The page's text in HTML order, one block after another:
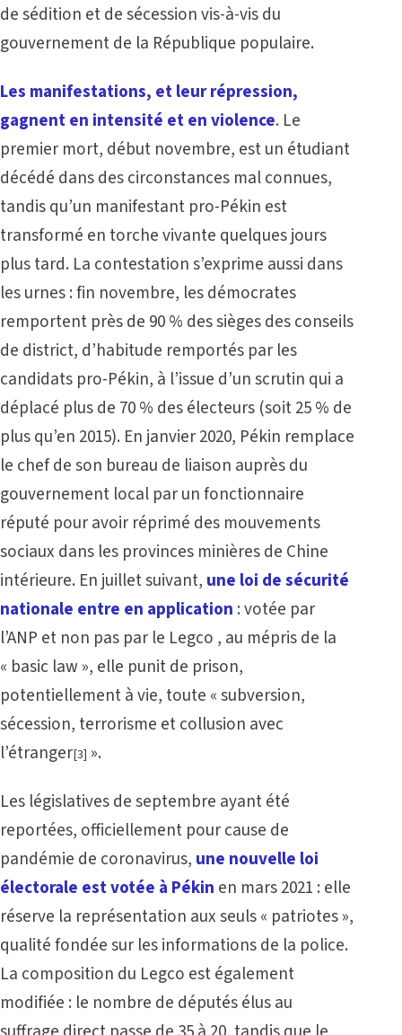
de sédition et de sécession vis-à-vis du
gouvernement de la République populaire.
Les manifestations, et leur répression,
gagnent en intensité et en violence. Le
premier mort, début novembre, est un étudiant
décédé dans des circonstances mal connues,
tandis qu’un manifestant pro-Pékin est
transformé en torche vivante quelques jours
plus tard. La contestation s’exprime aussi dans
les urnes : fin novembre, les démocrates
remportent près de 90 % des sièges des conseils
de district, d’habitude remportés par les
candidats pro-Pékin, à l’issue d’un scrutin qui a
déplacé plus de 70 % des électeurs (soit 25 % de
plus qu’en 2015). En janvier 2020, Pékin remplace
le chef de son bureau de liaison auprès du
gouvernement local par un fonctionnaire
réputé pour avoir réprimé des mouvements
sociaux dans les provinces minières de Chine
intérieure. En juillet suivant, une loi de sécurité
nationale entre en application : votée par
l’ANP et non pas par le Legco , au mépris de la
« basic law », elle punit de prison,
potentiellement à vie, toute « subversion,
sécession, terrorisme et collusion avec
l’étranger[3] ».
Les législatives de septembre ayant été
reportées, officiellement pour cause de
pandémie de coronavirus, une nouvelle loi
électorale est votée à Pékin en mars 2021 : elle
réserve la représentation aux seuls « patriotes »,
qualité fondée sur les informations de la police.
La composition du Legco est également
modifiée : le nombre de députés élus au